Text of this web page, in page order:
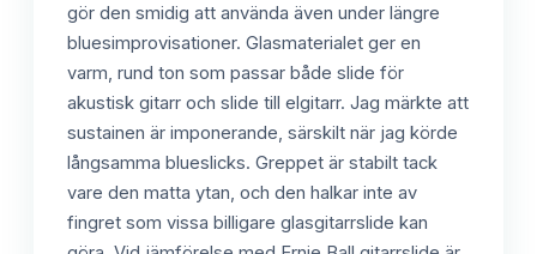
gör den smidig att använda även under längre
bluesimprovisationer. Glasmaterialet ger en
varm, rund ton som passar både slide för
akustisk gitarr och slide till elgitarr. Jag märkte att
sustainen är imponerande, särskilt när jag körde
långsamma blueslicks. Greppet är stabilt tack
vare den matta ytan, och den halkar inte av
fingret som vissa billigare glasgitarrslide kan